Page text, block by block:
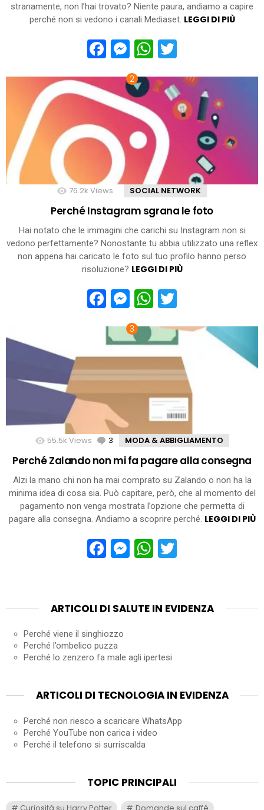
stranamente, non l’hai trovato? Niente paura, andiamo a capire
perché non si vedono i canali Mediaset. LEGGI DI PIÙ
Facebook
Messenger
WhatsApp
76.2k Views SOCIAL NETWORK
Perché Instagram sgrana le foto
Hai notato che le immagini che carichi su Instagram non si
vedono perfettamente? Nonostante tu abbia utilizzato una reflex
non appena hai caricato le foto sul tuo profilo hanno perso
risoluzione? LEGGI DI PIÙ
Facebook
Messenger
WhatsApp
55.5k Views 3 Comments
MODA & ABBIGLIAMENTO
Perché Zalando non mi fa pagare alla consegna
Alzi la mano chi non ha mai comprato su Zalando o non ha la
minima idea di cosa sia. Può capitare, però, che al momento del
pagamento non venga mostrata l’opzione che permetta di
pagare alla consegna. Andiamo a scoprire perché. LEGGI DI PIÙ
Facebook
Messenger
WhatsApp
ARTICOLI DI SALUTE IN EVIDENZA
Perché viene il singhiozzo
Perché l’ombelico puzza
Perché lo zenzero fa male agli ipertesi
ARTICOLI DI TECNOLOGIA IN EVIDENZA
Perché non riesco a scaricare WhatsApp
Perché YouTube non carica i video
Perché il telefono si surriscalda
TOPIC PRINCIPALI